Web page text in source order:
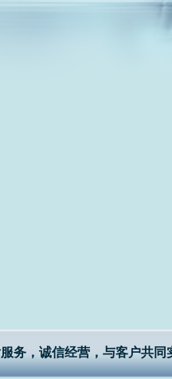
务，诚信经营，与客户共同